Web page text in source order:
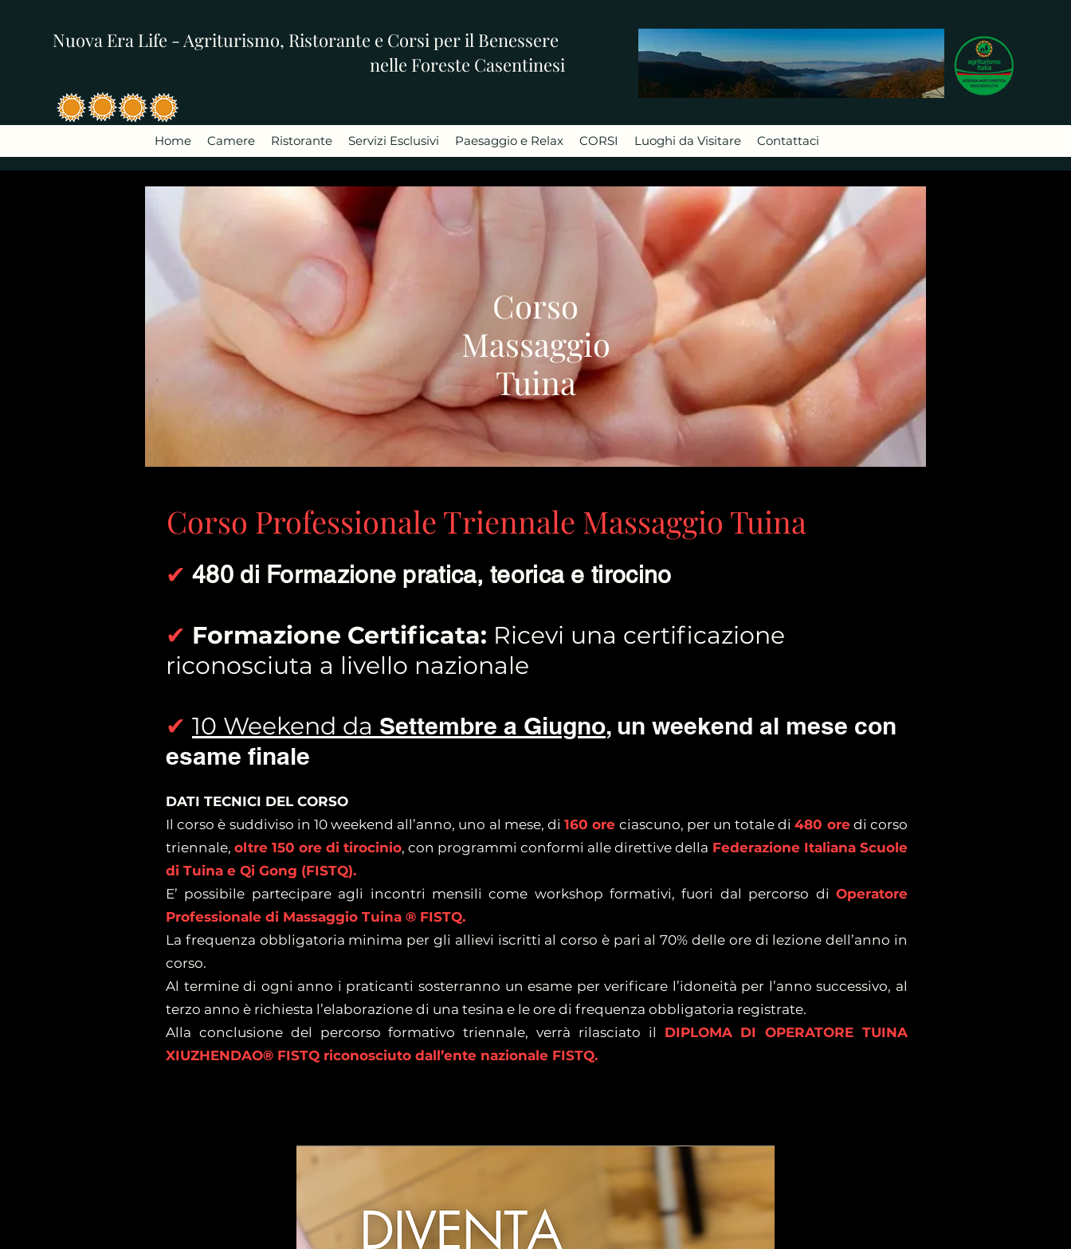
Nuova Era Life - Agriturismo, Ristorante e Corsi per il Benessere
nelle Foreste Casentinesi
Home Camere Ristorante Servizi Esclusivi Paesaggio e Relax CORSI Luoghi da Visitare Contattaci
Corso
Massaggio
Tuina
Corso Professionale Triennale Massaggio Tuina
✔ 480 di Formazione pratica, teorica e tirocino
✔ Formazione Certificata: Ricevi una certificazione
riconosciuta a livello nazionale
✔ 10 Weekend da Settembre a Giugno, un weekend al mese con
esame finale
DATI TECNICI DEL CORSO
Il corso è suddiviso in 10 weekend all’anno, uno al mese, di160 ore ciascuno, per un totale di480 oredi corso
triennale, oltre 150 ore di tirocinio, con programmi conformi alle direttive della Federazione Italiana Scuole
di Tuina e Qi Gong (FISTQ).
E’ possibile partecipare agli incontri mensili come workshop formativi, fuori dal percorso di Operatore
Professionale di Massaggio Tuina ® FISTQ.
La frequenza obbligatoria minima per gli allievi iscritti al corso è pari al 70% delle ore di lezione dell’anno in
corso.
Al termine di ogni anno i praticanti sosterranno un esame per verificare l’idoneità per l’anno successivo, al
terzo anno è richiesta l’elaborazione di una tesina e le ore di frequenza obbligatoria registrate.
Alla conclusione del percorso formativo triennale, verrà rilasciato il DIPLOMA DI OPERATORE TUINA
XIUZHENDAO® FISTQ riconosciuto dall’ente nazionale FISTQ.